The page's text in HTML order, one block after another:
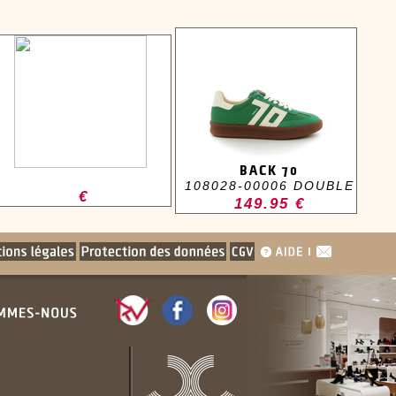
€
BACK 70
108028-00006 DOUBLE
149.95 €